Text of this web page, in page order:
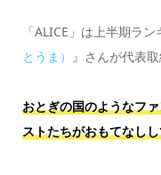
「ALICE」は上半期ラ
とうま）
』さんが代表
おとぎの国のようなフ
ストたちがおもてなしし